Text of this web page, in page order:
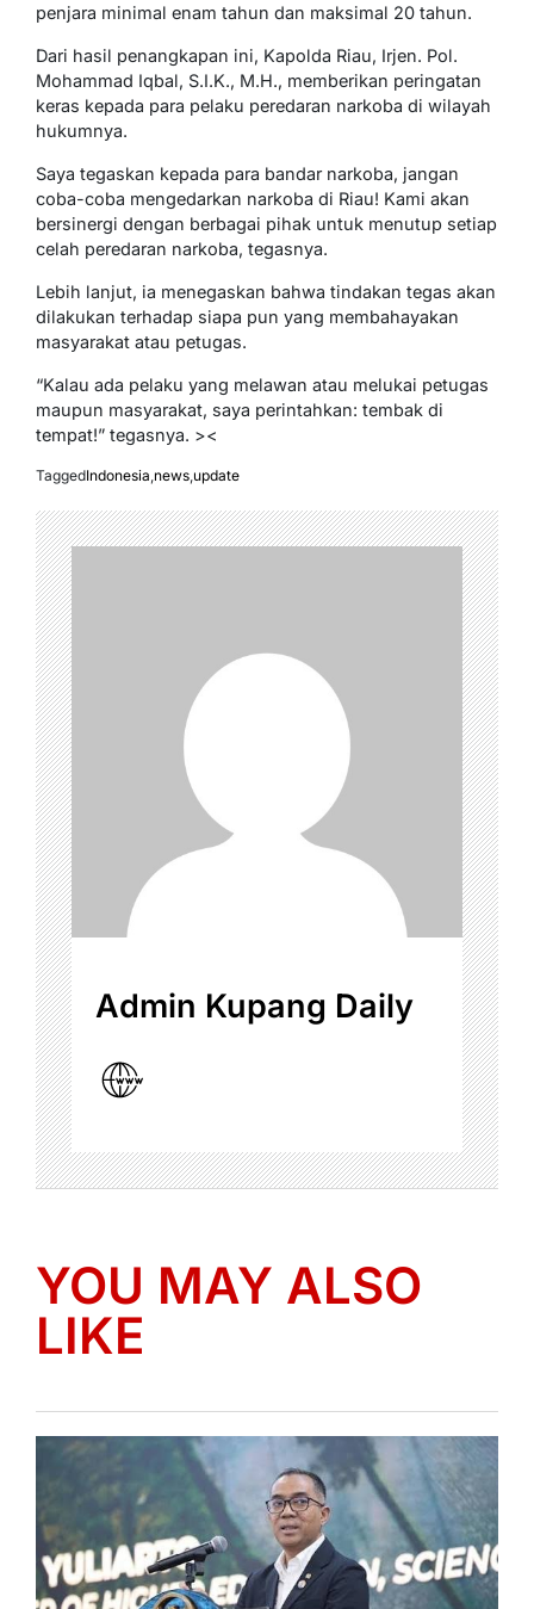
penjara minimal enam tahun dan maksimal 20 tahun.
Dari hasil penangkapan ini, Kapolda Riau, Irjen. Pol.
Mohammad Iqbal, S.I.K., M.H., memberikan peringatan
keras kepada para pelaku peredaran narkoba di wilayah
hukumnya.
Saya tegaskan kepada para bandar narkoba, jangan
coba-coba mengedarkan narkoba di Riau! Kami akan
bersinergi dengan berbagai pihak untuk menutup setiap
celah peredaran narkoba, tegasnya.
Lebih lanjut, ia menegaskan bahwa tindakan tegas akan
dilakukan terhadap siapa pun yang membahayakan
masyarakat atau petugas.
“Kalau ada pelaku yang melawan atau melukai petugas
maupun masyarakat, saya perintahkan: tembak di
tempat!” tegasnya. ><
TaggedIndonesia,news,update
Admin Kupang Daily
YOU MAY ALSO
LIKE